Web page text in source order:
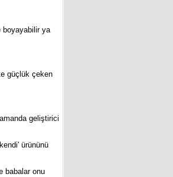
boyayabilir ya
güçlük çeken
geliştirici
ürününü
babalar onu